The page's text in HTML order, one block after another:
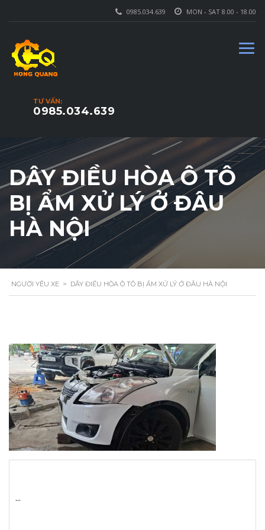
MON - SAT 8.00 - 18.00
0985.034.639
TƯ VẤN:
0985.034.639
DÂY ĐIỀU HÒA Ô TÔ
BỊ ẨM XỬ LÝ Ở ĐÂU
HÀ NỘI
NGƯỜI YÊU XE > DÂY ĐIỀU HÒA Ô TÔ BỊ ẨM XỬ LÝ Ở ĐÂU HÀ NỘI
...